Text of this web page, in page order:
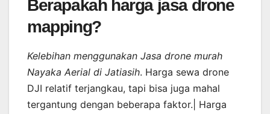
Berapakah harga jasa drone
mapping?
Kelebihan menggunakan Jasa drone murah
Nayaka Aerial di Jatiasih. Harga sewa drone
DJI relatif terjangkau, tapi bisa juga mahal
tergantung dengan beberapa faktor.| Harga